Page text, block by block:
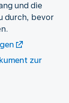
und die
durch, bevor
zur